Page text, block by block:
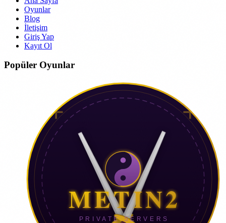
Oyunlar
Blog
İletişim
Giriş Yap
Kayıt Ol
Popüler Oyunlar